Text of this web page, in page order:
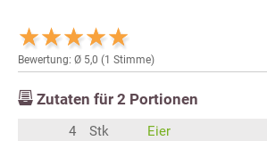
Bewertung: Ø 5,0 (1 Stimme)
Zutaten für 2 Portionen
4 Stk
Eier